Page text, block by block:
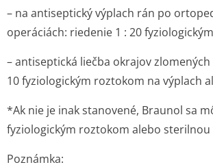
– na antiseptický výplach rán po
operáciách: riedenie 1 : 20
– antiseptická liečba okrajov
10 fyziologickým roztokom na výplach
*Ak nie je inak stanovené, Braunol sa
fyziologickým roztokom alebo sterilnou
Poznámka: